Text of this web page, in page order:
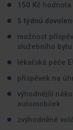
150 Kč
5 týdnů
možnost
služebního bytu
lékařská péče
příspěvek na
výhodnější
automobilek
zvýhodněné